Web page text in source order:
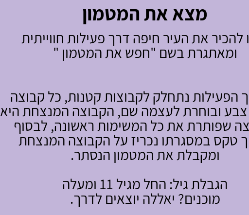
מצא את המטמון
להכיר את העיר חיפה דרך פעילות חווייתית
ומאתגרת בשם "חפש את המטמון "
הפעילות נתחלק לקבוצות קטנות, כל קבוצה
ובוחרת לעצמה שם, הקבוצה המנצחת היא
שפותרת את כל המשימות ראשונה, לבסוף
טקס במסגרתו נכריז על הקבוצה המנצחת
ומקבלת את המטמון הנסתר.
הגבלת גיל: החל מגיל 11 ומעלה
מוכנים? יאללה יוצאים לדרך.